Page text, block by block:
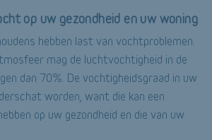
op uw gezondheid en uw woning
hebben last van vochtproblemen.
mag de luchtvochtigheid in de
dan 70%. De vochtigheidsgraad in uw
worden, want die kan een
op uw gezondheid en die van uw